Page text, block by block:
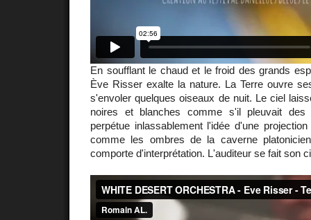
En soufflant le chaud et le froid des grands
Ève Risser exalte la nature. La Terre ouvre
s'envoler quelques oiseaux de nuit. Le ciel
noires et blanches comme s'il pleuvait des
perpétue inlassablement l'idée d'une
comme les ombres de la caverne
comporte d'interprétation. L'auditeur se fait son